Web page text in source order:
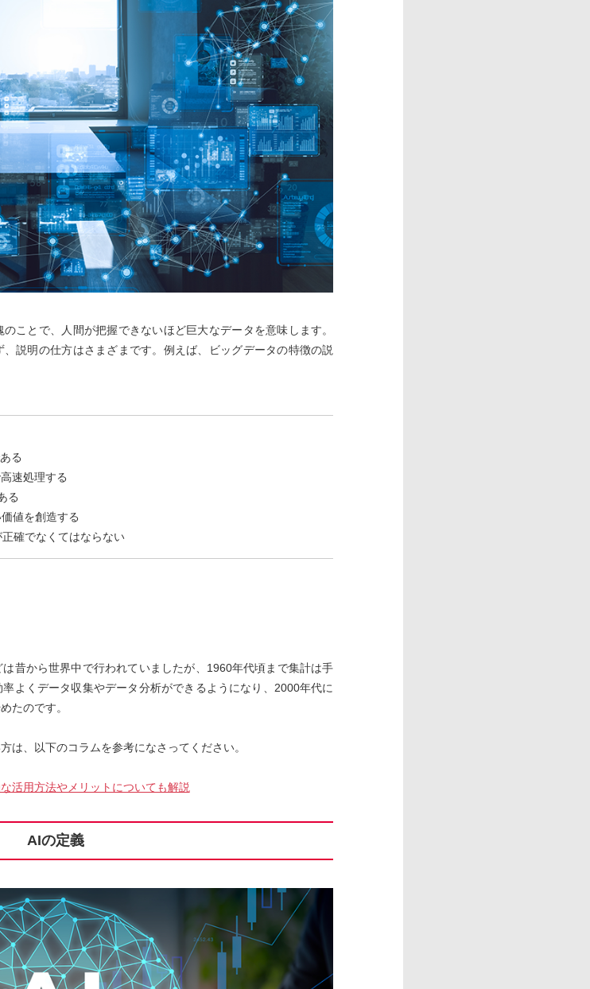
ことで、人間が把握できないほど巨大なデータを意味します。
説明の仕方はさまざまです。例えば、ビッグデータの特徴の説
る
速処理する
る
値を創造する
確でなくてはならない
昔から世界中で行われていましたが、1960年代頃まで集計は手
よくデータ収集やデータ分析ができるようになり、2000年代に
たのです。
は、以下のコラムを参考になさってください。
活用方法やメリットについても解説
AIの定義